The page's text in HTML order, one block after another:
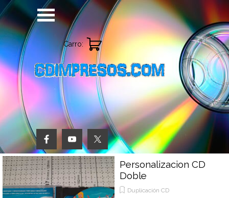
Vaya al Contenido Saltar menú
Carro:
Personalizacion CD
Doble
Duplicación CD